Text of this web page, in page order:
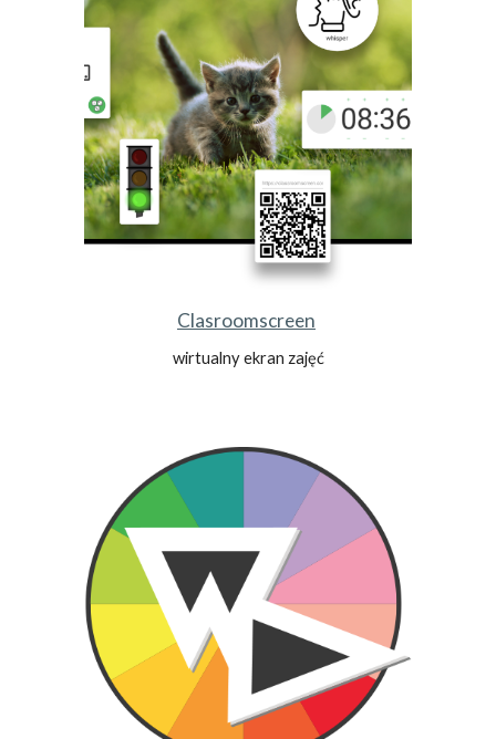
Clasroomscreen
wirtualny ekran zajęć